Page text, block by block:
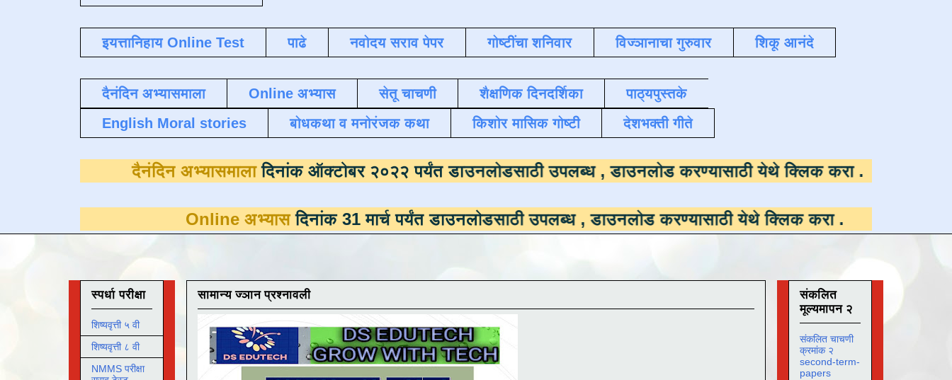
इयत्तानिहाय Online Test पाढे नवोदय सराव पेपर गोष्टींचा शनिवार विज्ञानाचा गुरुवार शिकू आनंदे
दैनंदिन अभ्यासमाला Online अभ्यास सेतू चाचणी शैक्षणिक दिनदर्शिका
पाठ्यपुस्तके
English Moral stories
बोधकथा व मनोरंजक कथा किशोर मासिक गोष्टी देशभक्ती गीते
दैनंदिन अभ्यासमालादिनांक ऑक्टोबर २०२२ पर्यंत डाउनलोडसाठी उपलब्ध ,डाउनलोड करण्यासाठी येथे क्लिक करा
Online अभ्यासदिनांक 31 मार्च पर्यंत डाउनलोडसाठी उपलब्ध ,डाउनलोड करण्यासाठी येथे क्लिक करा.
सामान्य ज्ञान प्रश्नावली
स्पर्धा परीक्षा
शिष्यवृत्ती ५ वी
शिष्यवृत्ती ८ वी
NMMS परीक्षा
संकलित
मूल्यमापन २
संकलित चाचणी
क्रमांक २
second-term-
papers